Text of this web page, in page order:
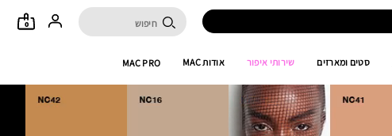
0
סטים ומארזים שירותי איפור אודות MAC MAC PRO